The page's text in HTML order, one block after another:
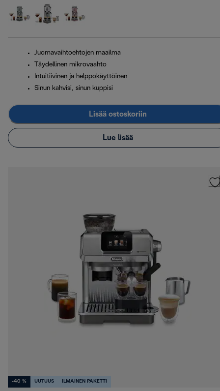
Juomavaihtoehtojen maailma
Täydellinen mikrovaahto
Intuitiivinen ja helppokäyttöinen
Sinun kahvisi, sinun kuppisi
Lisää ostoskoriin
Lue lisää
-40 % UUTUUS ILMAINEN PAKETTI